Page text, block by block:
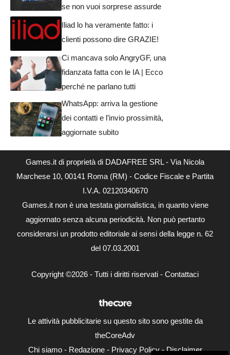
se non vuoi sorprese assurde
Iliad lo ha veramente fatto: i
clienti possono dire GRAZIE!
Ci mancava solo AngryGF, una
fidanzata fatta con le IA | Ecco
perché ne parlano tutti
WhatsApp: arriva la gestione
dei contatti e l’invio prossimità,
aggiornate subito
Games.it di proprietà di DADAFREE SRL - Via Nicola
Marchese 10, 00141 Roma (RM) - Codice Fiscale e Partita
I.V.A. 02120340670
Games.it non è una testata giornalistica, in quanto viene
aggiornato senza alcuna periodicità. Non può pertanto
considerarsi un prodotto editoriale ai sensi della legge n. 62
del 07.03.2001
Copyright ©2026 - Tutti i diritti riservati - Contattaci
Le attività pubblicitarie su questo sito sono gestite da
theCoreAdv
Chi siamo- Redazione- Privacy Policy-Disclaimer